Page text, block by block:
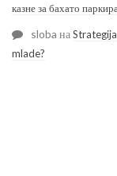
казне за бахато
sloba на
mlade?